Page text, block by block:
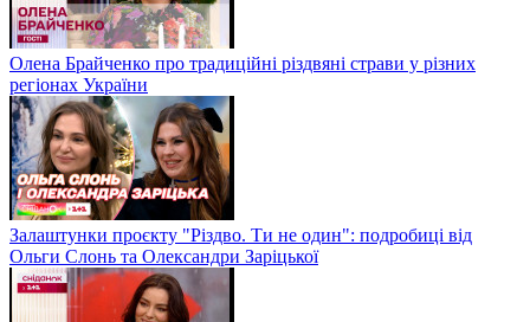
Олена Брайченко про традиційні різдвяні страви у різних
регіонах України
Залаштунки проєкту "Різдво. Ти не один": подробиці від
Ольги Слонь та Олександри Заріцької